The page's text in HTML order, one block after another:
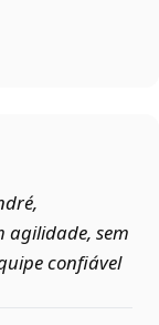
agilidade, sem
confiável